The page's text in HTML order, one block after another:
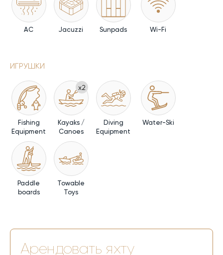
AC Jacuzzi Sunpads Wi-Fi
ИГРУШКИ
Fishing
Equipment
x2
Kayaks /
Canoes
Diving
Equipment
Water-Ski
Paddle
boards
Towable
Toys
Арендовать яхту